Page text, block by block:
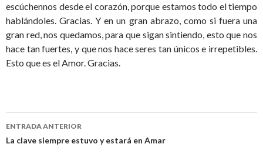
escúchennos desde el corazón, porque estamos todo el tiempo
hablándoles. Gracias. Y en un gran abrazo, como si fuera una
gran red, nos quedamos, para que sigan sintiendo, esto que nos
hace tan fuertes, y que nos hace seres tan únicos e irrepetibles.
Esto que es el Amor. Gracias.
Navegación
ENTRADA ANTERIOR
La clave siempre estuvo y estará en Amar